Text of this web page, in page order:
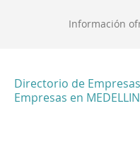
Información
Directorio de Empresas
Empresas en MEDELLIN